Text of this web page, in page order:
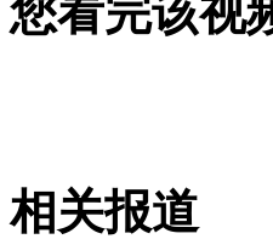
25岁美女电台主持突发
您看完该视
相关报道